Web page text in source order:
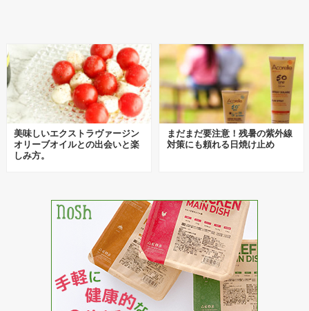
美味しいエクストラヴァージン
オリーブオイルとの出会いと楽
しみ方。
まだまだ要注意！残暑の紫外線
対策にも頼れる日焼け止め